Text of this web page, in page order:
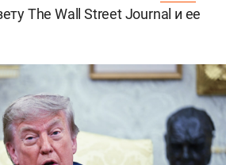
The Wall Street Journal и ее